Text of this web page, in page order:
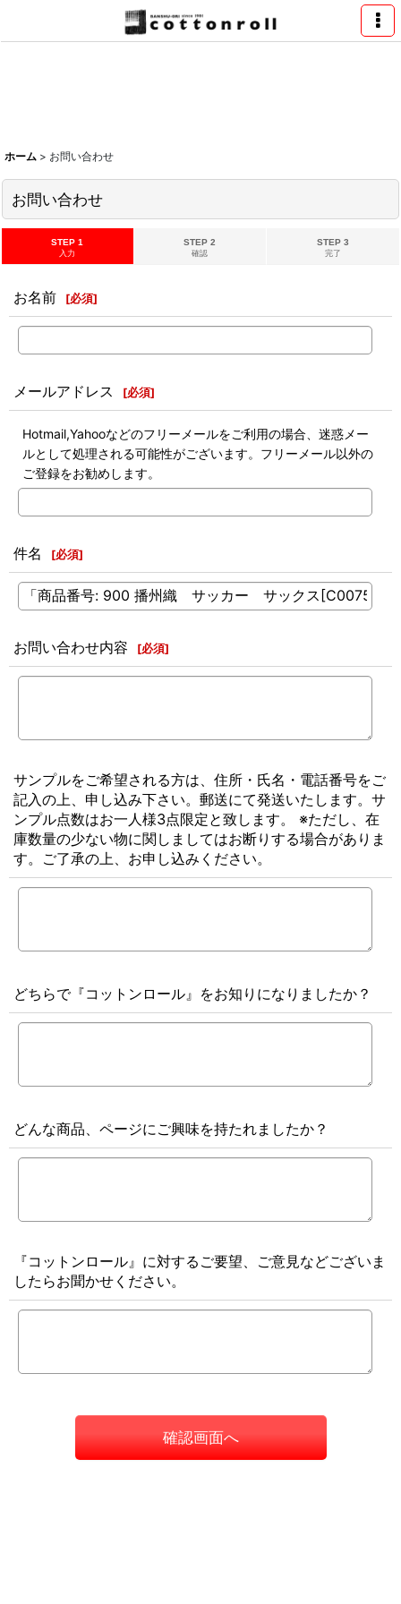
ホーム > お問い合わせ
お問い合わせ
STEP 1
入力
STEP 2
確認
STEP 3
完了
お名前 [必須]
メールアドレス [必須]
Hotmail,Yahooなどのフリーメールをご利用の場合、迷惑メー
ルとして処理される可能性がございます。フリーメール以外の
ご登録をお勧めします。
件名 [必須]
お問い合わせ内容 [必須]
サンプルをご希望される方は、住所・氏名・電話番号をご
記入の上、申し込み下さい。郵送にて発送いたします。サ
ンプル点数はお一人様3点限定と致します。 ※ただし、在
庫数量の少ない物に関しましてはお断りする場合がありま
す。ご了承の上、お申し込みください。
どちらで『コットンロール』をお知りになりましたか？
どんな商品、ページにご興味を持たれましたか？
『コットンロール』に対するご要望、ご意見などございま
したらお聞かせください。
確認画面へ